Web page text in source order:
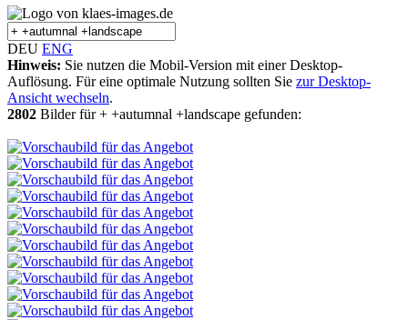
DEU ENG
Hinweis: Sie nutzen die Mobil-Version mit einer Desktop-
Auflösung. Für eine optimale Nutzung sollten Sie zur Desktop-
Ansicht wechseln.
2802 Bilder für + +autumnal +landscape gefunden: